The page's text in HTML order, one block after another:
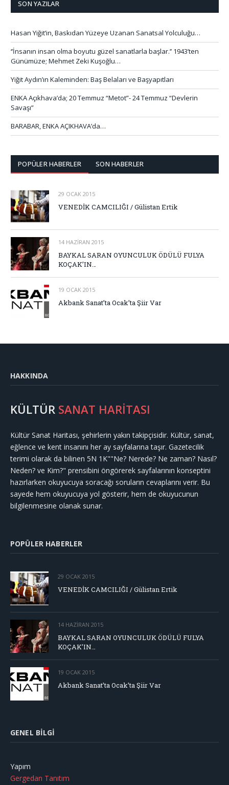
SON YAZILAR
Hasan Yiğit’in, Baskıdan Yüzeye Uzanan Sanatsal Yolculuğu…
‘’İnsanın insan olma boyutu güzel sanatlarla başlar.’’ 1943’ten
Günümüze; Mehmet Zeki Kuşoğlu…
Yiğit Aydın’ın Kaleminden: Baş Belaları ve Başyapıtları
ENKA Açıkhava’da; 20 Temmuz “Metot”- 24 Temmuz “Devlerin
Savaşı”
BARABAR, ENKA AÇIKHAVA’da…
POPÜLER HABERLER SON HABERLER
29 OCAK 2015
VENEDİK CAMCILIĞI / Gülistan Ertik
14 HAZIRAN 2015
BAYKAL SARAN OYUNCULUK ÖDÜLÜ FULYA
KOÇAK’IN…
19 OCAK 2015
Akbank Sanat’ta Ocak’ta Şiir Var
HAKKINDA
KÜLTÜR SANAT HARİTASI
Kültür Sanat Haritası, şehirlerin yakın takipçisidir. Kültür, sanat,
eğlence ve kent insanını her ay sayfalarına taşır. Gazetecilik
terimi olarak da bilinen 5N 1K""Ne? Nerede? Ne zaman? Nasıl?
Neden? ve Kim?" prensibini öngörerek sayfalarının konseptini
hazırlarken okuyucuya soracağı soruların cevaplarını verir. Bu
sayede hem okuyucuya yol gösterir, hem de okuyucunun
bilgilenmesine olanak sunar.
POPÜLER HABERLER
29 OCAK 2015
VENEDİK CAMCILIĞI / Gülistan Ertik
14 HAZIRAN 2015
BAYKAL SARAN OYUNCULUK ÖDÜLÜ FULYA
KOÇAK’IN…
19 OCAK 2015
Akbank Sanat’ta Ocak’ta Şiir Var
GENEL BILGI
Yapım
Gergedan Tanıtım